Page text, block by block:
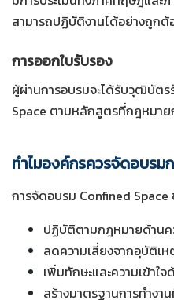
สามารถปฏิบัติงานได้อย่างถูกต้
การออกใบรับรอง
ผู้ผ่านการอบรมจะได้รับวุฒิบัต
Space ตามหลักสูตรที่กฎหมา
ทำไมองค์กรควรจัดอบรม
การจัดอบรม Confined Space
ปฏิบัติตามกฎหมายด้านค
ลดความเสี่ยงจากอุบัติเ
เพิ่มทักษะและความเข้า
สร้างมาตรฐานการทำง